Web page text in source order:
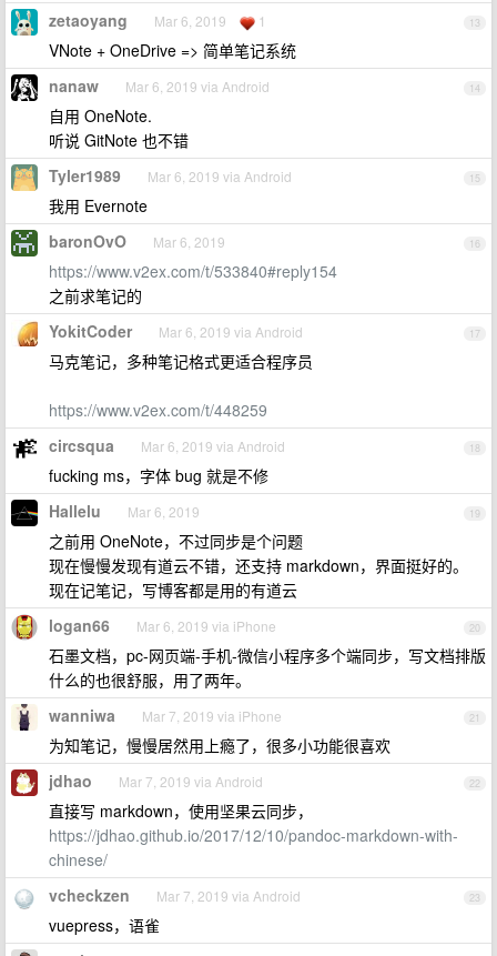
13
zetaoyang Mar 6, 2019 1
VNote + OneDrive => 简单笔记系统
14
nanaw Mar 6, 2019 via Android
自用 OneNote.
听说 GitNote 也不错
15
Tyler1989 Mar 6, 2019 via Android
我用 Evernote
16
baronOvO Mar 6, 2019
https://www.v2ex.com/t/533840#reply154
之前求笔记的
17
YokitCoder Mar 6, 2019 via Android
马克笔记，多种笔记格式更适合程序员
https://www.v2ex.com/t/448259
18
circsqua Mar 6, 2019 via Android
fucking ms，字体 bug 就是不修
19
Hallelu Mar 6, 2019
之前用 OneNote，不过同步是个问题
现在慢慢发现有道云不错，还支持 markdown，界面挺好的。
现在记笔记，写博客都是用的有道云
20
logan66 Mar 6, 2019 via iPhone
石墨文档，pc-网页端-手机-微信小程序多个端同步，写文档排版
什么的也很舒服，用了两年。
21
wanniwa Mar 7, 2019 via iPhone
为知笔记，慢慢居然用上瘾了，很多小功能很喜欢
22
jdhao Mar 7, 2019 via Android
直接写 markdown，使用坚果云同步，
https://jdhao.github.io/2017/12/10/pandoc-markdown-with-
chinese/
23
vcheckzen Mar 7, 2019 via Android
vuepress，语雀